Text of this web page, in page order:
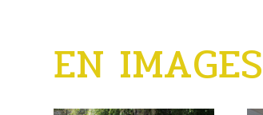
EN IMAGES